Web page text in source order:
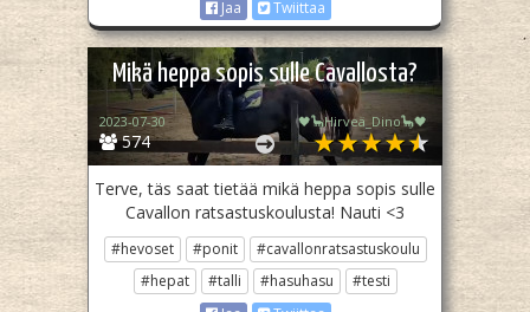
Jaa
Twiittaa
Mikä heppa sopis sulle Cavallosta?
574
2023-07-30 🖤🦕Hirveä_Dino🦕🖤
Terve, täs saat tietää mikä heppa sopis sulle
Cavallon ratsastuskoulusta! Nauti <3
#hevoset #ponit
#cavallonratsastuskoulu
#hepat
#talli #hasuhasu
#testi